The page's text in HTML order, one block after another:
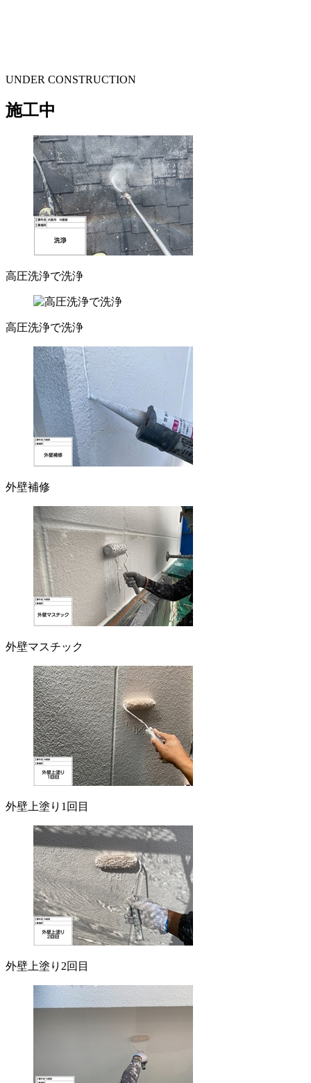
UNDER CONSTRUCTION
施工中
高圧洗浄で洗浄
高圧洗浄で洗浄
外壁補修
外壁マスチック
外壁上塗り1回目
外壁上塗り2回目